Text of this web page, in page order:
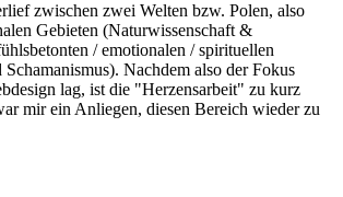
zwischen zwei Welten bzw. Polen, also
Gebieten (Naturwissenschaft &
/ emotionalen / spirituellen
Nachdem also der Fokus
lag, ist die "Herzensarbeit" zu kurz
mir ein Anliegen, diesen Bereich wieder zu